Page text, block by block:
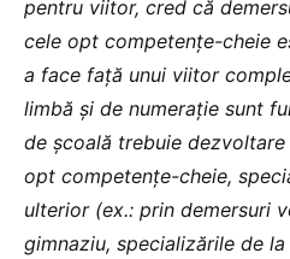
pentru viitor, cred că
cele opt competențe-cheie
a face față unui viitor
limbă și de numerație sunt
de școală trebuie
opt competențe-cheie,
ulterior (ex.: prin demersuri
gimnaziu, specializările de